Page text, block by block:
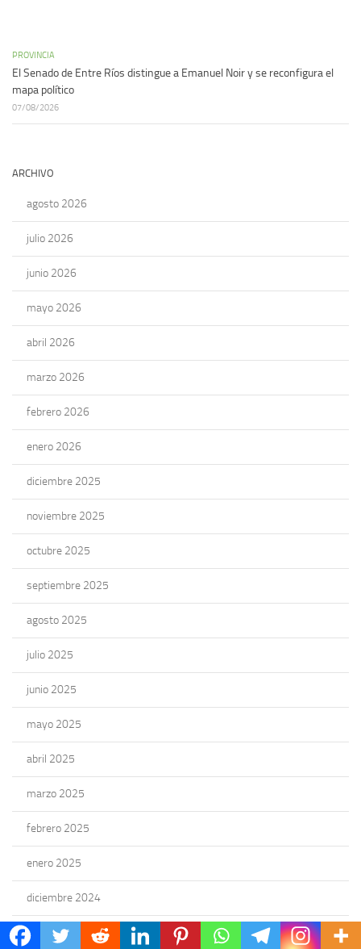
PROVINCIA
El Senado de Entre Ríos distingue a Emanuel Noir y se reconfigura el
mapa político
07/08/2026
ARCHIVO
agosto 2026
julio 2026
junio 2026
mayo 2026
abril 2026
marzo 2026
febrero 2026
enero 2026
diciembre 2025
noviembre 2025
octubre 2025
septiembre 2025
agosto 2025
julio 2025
junio 2025
mayo 2025
abril 2025
marzo 2025
febrero 2025
enero 2025
diciembre 2024
noviembre 2024